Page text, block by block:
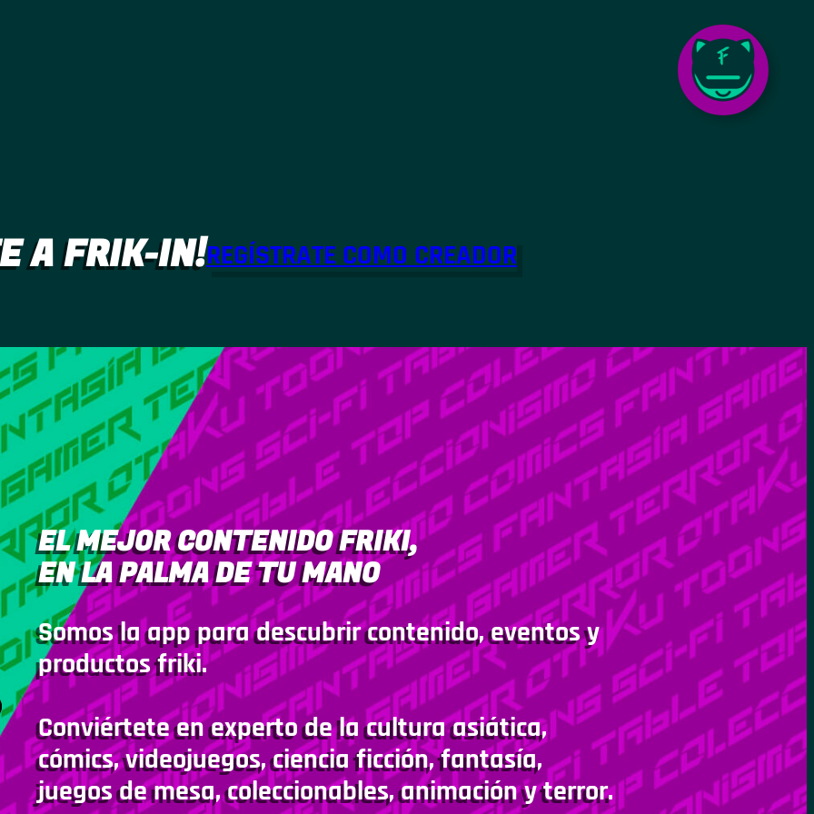
A FRIK-IN!REGÍSTRATE COMO CREADOR
EL MEJOR CONTENIDO FRIKI,
EN LA PALMA DE TU MANO
Somos la app para descubrir contenido, eventos y
productos friki.
Conviértete en experto de la cultura asiática,
cómics, videojuegos, ciencia ficción, fantasía,
juegos de mesa, coleccionables, animación y terror.